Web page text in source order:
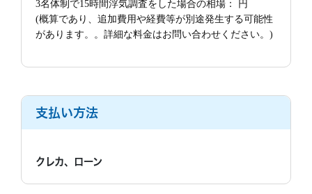
3名体制で15時間浮気調査をした場合の相場： 円
(概算であり、追加費用や経費等が別途発生する可能性
があります。。詳細な料金はお問い合わせください。)
支払い方法
クレカ、ローン